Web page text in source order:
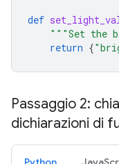
def
"""Set the
return {
Passaggio 2:
dichiarazioni di